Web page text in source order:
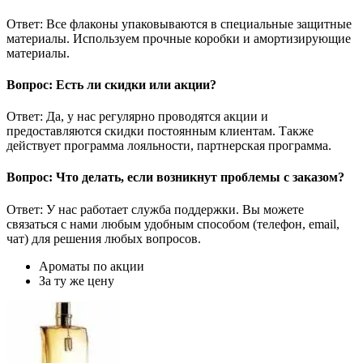
Ответ: Все флаконы упаковываются в специальные защитные
материалы. Используем прочные коробки и амортизирующие
материалы.
Вопрос: Есть ли скидки или акции?
Ответ: Да, у нас регулярно проводятся акции и
предоставляются скидки постоянным клиентам. Также
действует программа лояльности, партнерская программа.
Вопрос: Что делать, если возникнут проблемы с заказом?
Ответ: У нас работает служба поддержки. Вы можете
связаться с нами любым удобным способом (телефон, email,
чат) для решения любых вопросов.
Ароматы по акции
За ту же цену